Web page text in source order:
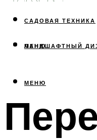
САДОВАЯ ТЕХНИКА
ЛАНДШАФТНЫЙ
МЕНЮ
МЕНЮ